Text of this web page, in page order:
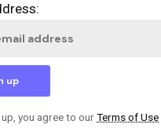
you agree to ourTerms of Use